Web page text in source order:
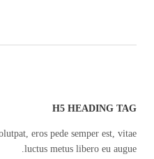
H5 HEADING TAG
eros pede semper est, vitae
luctus metus libero eu augue.